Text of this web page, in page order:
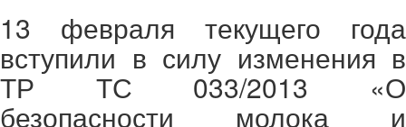
13 февраля текущего года
вступили в силу изменения в
ТР ТС 033/2013 «О
безопасности молока и